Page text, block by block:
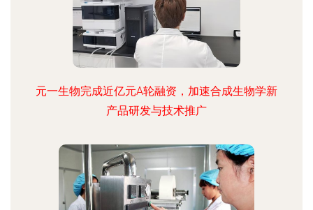
元一生物完成近亿元A轮融资，加速合成生物学新
产品研发与技术推广